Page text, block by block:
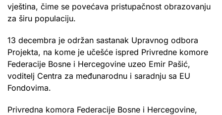
vještina, čime se povećava pristupačnost obrazovanju
za širu populaciju.
13 decembra je održan sastanak Upravnog odbora
Projekta, na kome je učešće ispred Privredne komore
Federacije Bosne i Hercegovine uzeo Emir Pašić,
voditelj Centra za međunarodnu i saradnju sa EU
Fondovima.
Privredna komora Federacije Bosne i Hercegovine,